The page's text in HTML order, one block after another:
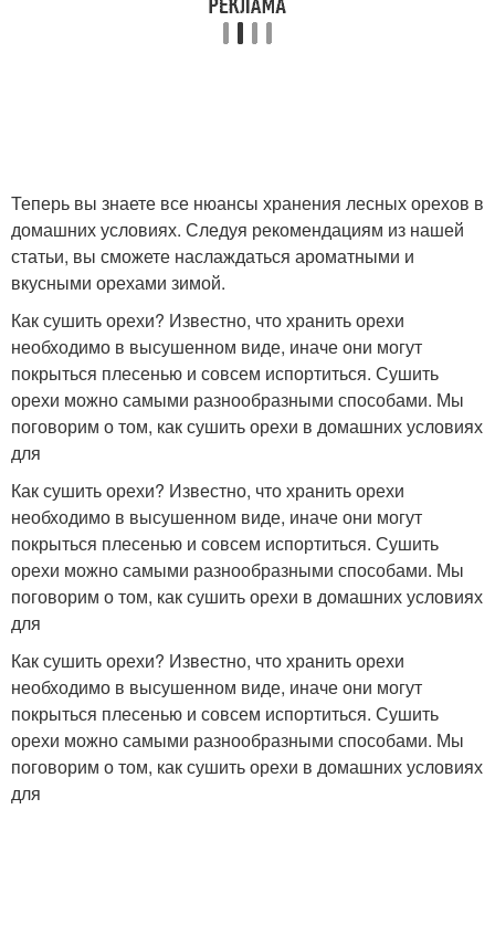
Теперь вы знаете все нюансы хранения лесных орехов в
домашних условиях. Следуя рекомендациям из нашей
статьи, вы сможете наслаждаться ароматными и
вкусными орехами зимой.
Как сушить орехи? Известно, что хранить орехи
необходимо в высушенном виде, иначе они могут
покрыться плесенью и совсем испортиться. Сушить
орехи можно самыми разнообразными способами. Мы
поговорим о том, как сушить орехи в домашних условиях
для
Как сушить орехи? Известно, что хранить орехи
необходимо в высушенном виде, иначе они могут
покрыться плесенью и совсем испортиться. Сушить
орехи можно самыми разнообразными способами. Мы
поговорим о том, как сушить орехи в домашних условиях
для
Как сушить орехи? Известно, что хранить орехи
необходимо в высушенном виде, иначе они могут
покрыться плесенью и совсем испортиться. Сушить
орехи можно самыми разнообразными способами. Мы
поговорим о том, как сушить орехи в домашних условиях
для